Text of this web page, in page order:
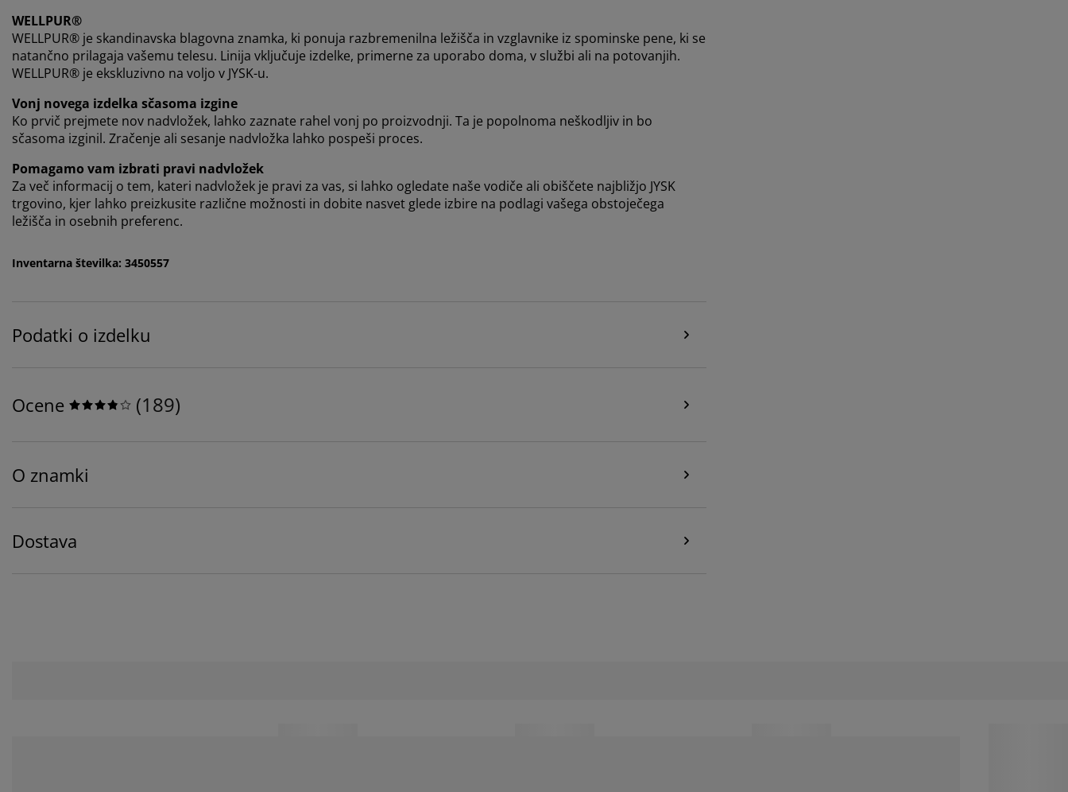
WELLPUR®
WELLPUR® je skandinavska blagovna znamka, ki ponuja razbremenilna ležišča in vzglavnike iz spominske pene, ki se
natančno prilagaja vašemu telesu. Linija vključuje izdelke, primerne za uporabo doma, v službi ali na potovanjih.
WELLPUR® je ekskluzivno na voljo v JYSK-u.
Vonj novega izdelka sčasoma izgine
Ko prvič prejmete nov nadvložek, lahko zaznate rahel vonj po proizvodnji. Ta je popolnoma neškodljiv in bo
sčasoma izginil. Zračenje ali sesanje nadvložka lahko pospeši proces.
Pomagamo vam izbrati pravi nadvložek
Za več informacij o tem, kateri nadvložek je pravi za vas, si lahko ogledate naše vodiče ali obiščete najbližjo JYSK
trgovino, kjer lahko preizkusite različne možnosti in dobite nasvet glede izbire na podlagi vašega obstoječega
ležišča in osebnih preferenc.
Inventarna številka: 3450557
Podatki o izdelku
Ocene (189)
O znamki
Dostava